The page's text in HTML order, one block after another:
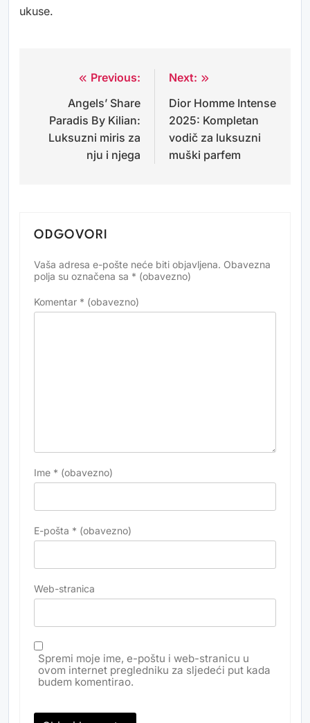
ukuse.
Navigacija
objava
Previous:
Angels’ Share
Paradis By Kilian:
Luksuzni miris za
nju i njega
Next:
Dior Homme Intense
2025: Kompletan
vodič za luksuzni
muški parfem
ODGOVORI
Vaša adresa e-pošte neće biti objavljena. Obavezna
polja su označena sa * (obavezno)
Komentar * (obavezno)
Ime * (obavezno)
E-pošta * (obavezno)
Web-stranica
Spremi moje ime, e-poštu i web-stranicu u
ovom internet pregledniku za sljedeći put kada
budem komentirao.
Alternative: